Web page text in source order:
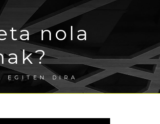
nola
EGITEN DIRA